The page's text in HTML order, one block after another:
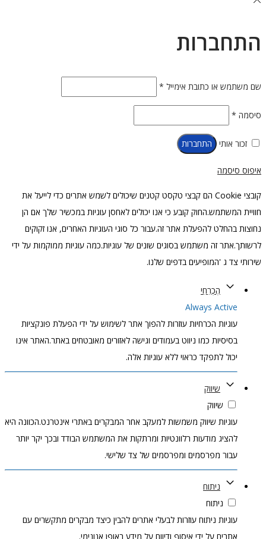
התחברות
שם משתמש או כתובת אימייל *חובה
סיסמה *חובה
זכור אותי התחברות
איפוס סיסמה
קובצי Cookie הם קבצי טקסט קטנים שיכולים לשמש אתרים כדי לייעל את
חוויית המשתמש.החוק קובע כי אנו יכולים לאחסן עוגיות במכשיר שלך אם הן
נחוצות בהחלט להפעלת אתר זה.עבור כל סוגי העוגיות האחרים, אנו זקוקים
לרשותך.אתר זה משתמש בסוגים שונים של עוגיות.כמה עוגיות ממוקמות על ידי
שירותי צד ג 'המופיעים בדפים שלנו.
הֶכְרֵחִי
Always Active
עוגיות הכרחיות עוזרות להפוך אתר לשימוש על ידי הפעלת פונקציות
בסיסיות כמו ניווט בעמודים וגישה לאזורים מאובטחים באתר.האתר אינו
יכול לתפקד כראוי ללא עוגיות אלה.
שיווק
שיווק
עוגיות שיווק משמשות למעקב אחר המבקרים באתרי אינטרנט.הכוונה היא
להציג מודעות רלוונטיות ומרתקות את המשתמש הבודד ובכך יקר יותר
עבור מפרסמים ומפרסמים של צד שלישי.
ניתוח
ניתוח
עוגיות ניתוח עוזרות לבעלי אתרים להבין כיצד מבקרים מתקשרים עם
אתרים על ידי איסוף ודיווח על מידע באופן אנונימי.